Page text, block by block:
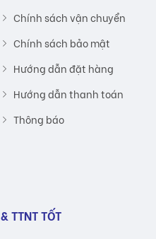
Chính sách vận chuyển
Chính sách bảo mật
Hướng dẫn đặt hàng
Hướng dẫn thanh toán
Thông báo
TTNT TỐT